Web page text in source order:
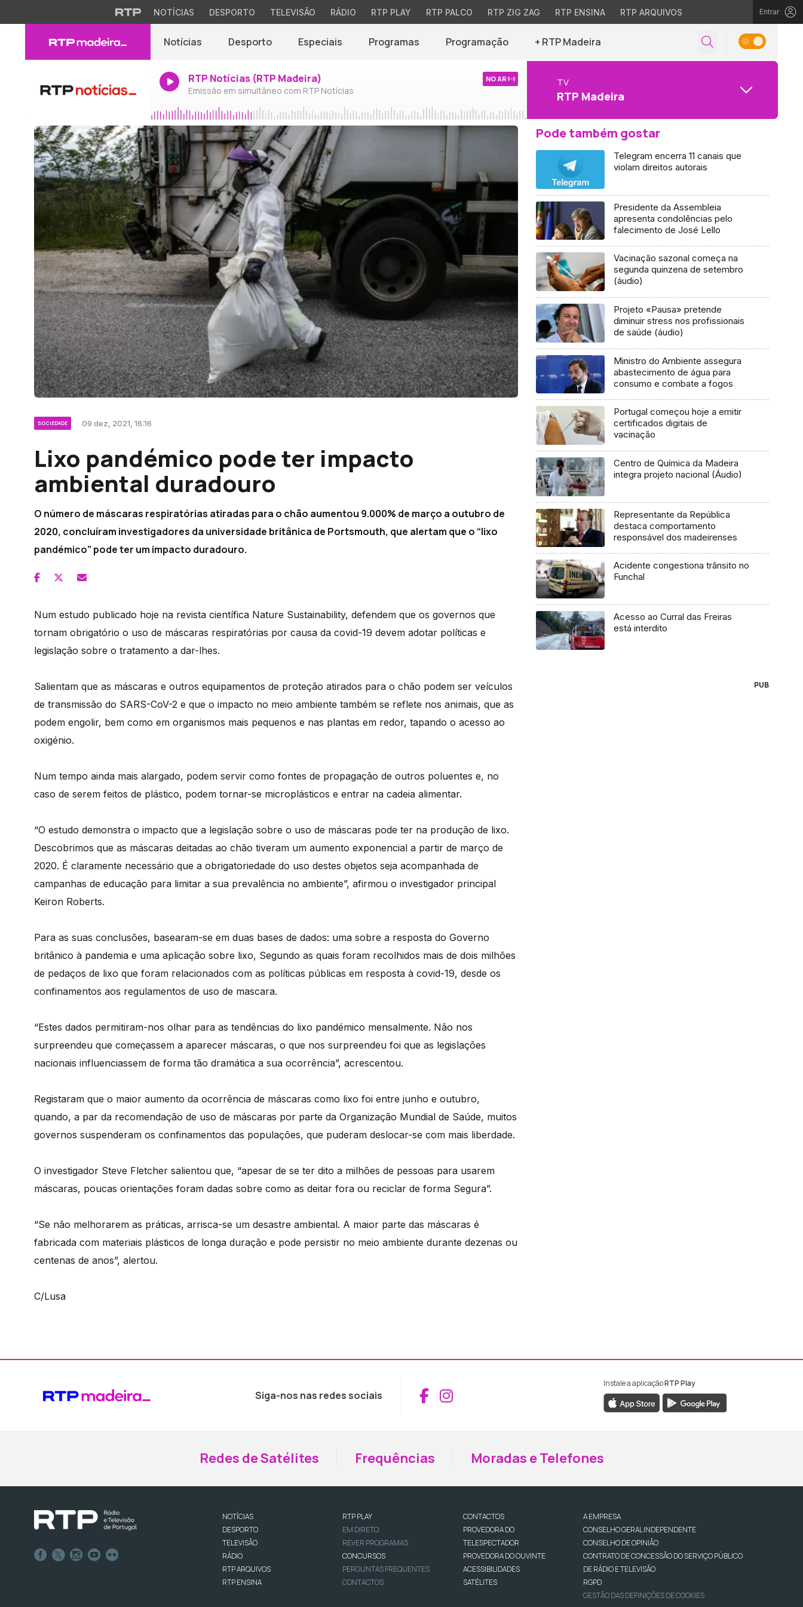
NOTÍCIAS DESPORTO TELEVISÃO RÁDIO RTP PLAY RTP PALCO RTP ZIG ZAG RTP ENSINA RTP ARQUIVOS Entrar
Notícias Desporto Especiais Programas Programação + RTP Madeira
RTP Notícias (RTP Madeira)
Emissão em simultâneo com RTP Notícias
NO AR TV
RTP Madeira
SOCIEDADE 09 dez, 2021, 16:16
Lixo pandémico pode ter impacto
ambiental duradouro
O número de máscaras respiratórias atiradas para o chão aumentou 9.000% de março a outubro de
2020, concluíram investigadores da universidade britânica de Portsmouth, que alertam que o “lixo
pandémico” pode ter um impacto duradouro.
Num estudo publicado hoje na revista científica Nature Sustainability, defendem que os governos que
tornam obrigatório o uso de máscaras respiratórias por causa da covid-19 devem adotar políticas e
legislação sobre o tratamento a dar-lhes.
Salientam que as máscaras e outros equipamentos de proteção atirados para o chão podem ser veículos
de transmissão do SARS-CoV-2 e que o impacto no meio ambiente também se reflete nos animais, que as
podem engolir, bem como em organismos mais pequenos e nas plantas em redor, tapando o acesso ao
oxigénio.
Num tempo ainda mais alargado, podem servir como fontes de propagação de outros poluentes e, no
caso de serem feitos de plástico, podem tornar-se microplásticos e entrar na cadeia alimentar.
“O estudo demonstra o impacto que a legislação sobre o uso de máscaras pode ter na produção de lixo.
Descobrimos que as máscaras deitadas ao chão tiveram um aumento exponencial a partir de março de
2020. É claramente necessário que a obrigatoriedade do uso destes objetos seja acompanhada de
campanhas de educação para limitar a sua prevalência no ambiente”, afirmou o investigador principal
Keiron Roberts.
Para as suas conclusões, basearam-se em duas bases de dados: uma sobre a resposta do Governo
britânico à pandemia e uma aplicação sobre lixo, Segundo as quais foram recolhidos mais de dois milhões
de pedaços de lixo que foram relacionados com as políticas públicas em resposta à covid-19, desde os
confinamentos aos regulamentos de uso de mascara.
“Estes dados permitiram-nos olhar para as tendências do lixo pandémico mensalmente. Não nos
surpreendeu que começassem a aparecer máscaras, o que nos surpreendeu foi que as legislações
nacionais influenciassem de forma tão dramática a sua ocorrência”, acrescentou.
Registaram que o maior aumento da ocorrência de máscaras como lixo foi entre junho e outubro,
quando, a par da recomendação de uso de máscaras por parte da Organização Mundial de Saúde, muitos
governos suspenderam os confinamentos das populações, que puderam deslocar-se com mais liberdade.
O investigador Steve Fletcher salientou que, “apesar de se ter dito a milhões de pessoas para usarem
máscaras, poucas orientações foram dadas sobre como as deitar fora ou reciclar de forma Segura”.
“Se não melhorarem as práticas, arrisca-se um desastre ambiental. A maior parte das máscaras é
fabricada com materiais plásticos de longa duração e pode persistir no meio ambiente durante dezenas ou
centenas de anos”, alertou.
C/Lusa
Pode também gostar
Telegram encerra 11 canais que
violam direitos autorais
Presidente da Assembleia
apresenta condolências pelo
falecimento de José Lello
Vacinação sazonal começa na
segunda quinzena de setembro
(áudio)
Projeto «Pausa» pretende
diminuir stress nos profissionais
de saúde (áudio)
Ministro do Ambiente assegura
abastecimento de água para
consumo e combate a fogos
Portugal começou hoje a emitir
certificados digitais de
vacinação
Centro de Química da Madeira
integra projeto nacional (Áudio)
Representante da República
destaca comportamento
responsável dos madeirenses
Acidente congestiona trânsito no
Funchal
Acesso ao Curral das Freiras
está interdito
PUB
Siga-nos nas redes sociais Aceder ao Facebook da RTP Madeira
Aceder ao Instagram da RTP Madeira
Instale a aplicaçãoRTP Play
Redes de Satélites Frequências Moradas e Telefones
NOTÍCIAS
DESPORTO
TELEVISÃO
RÁDIO
RTP ARQUIVOS
RTP ENSINA
RTP PLAY
EM DIRETO
REVER PROGRAMAS
CONCURSOS
PERGUNTAS FREQUENTES
CONTACTOS
CONTACTOS
PROVEDORA DO
TELESPECTADOR
PROVEDORA DO OUVINTE
ACESSIBILIDADES
SATÉLITES
A EMPRESA
CONSELHO GERAL INDEPENDENTE
CONSELHO DE OPINIÃO
CONTRATO DE CONCESSÃO DO SERVIÇO PÚBLICO
DE RÁDIO E TELEVISÃO
RGPD
GESTÃO DAS DEFINIÇÕES DE COOKIES